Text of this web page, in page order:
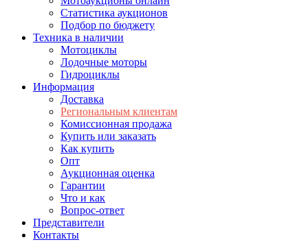
Статистика аукционов
Подбор по бюджету
Техника в наличии
Мотоциклы
Лодочные моторы
Гидроциклы
Информация
Доставка
Региональным клиентам
Комиссионная продажа
Купить или заказать
Как купить
Опт
Аукционная оценка
Гарантии
Что и как
Вопрос-ответ
Представители
Контакты